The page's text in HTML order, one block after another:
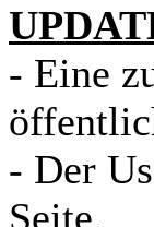
- Eine
- Der
Seite.